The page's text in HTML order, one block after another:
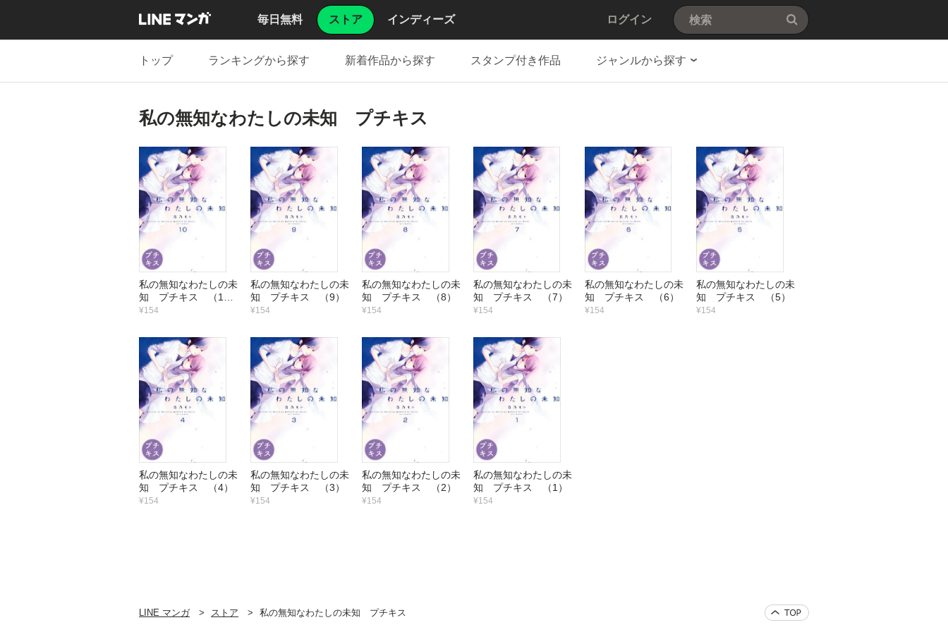
毎日無料 ストア インディーズ ログイン
トップ ランキングから探す 新着作品から探す スタンプ付き作品 ジャンルから探す
私の無知なわたしの未知 プチキス
私の無知なわたしの未
知 プチキス （1
0）
¥154
私の無知なわたしの未
知 プチキス （9）
¥154
私の無知なわたしの未
知 プチキス （8）
¥154
私の無知なわたしの未
知 プチキス （7）
¥154
私の無知なわたしの未
知 プチキス （6）
¥154
私の無知なわたしの未
知 プチキス （5）
¥154
私の無知なわたしの未
知 プチキス （4）
¥154
私の無知なわたしの未
知 プチキス （3）
¥154
私の無知なわたしの未
知 プチキス （2）
¥154
私の無知なわたしの未
知 プチキス （1）
¥154
LINE マンガ ストア 私の無知なわたしの未知 プチキス